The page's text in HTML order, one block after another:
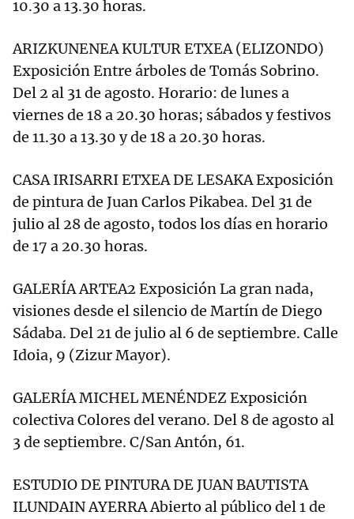
10.30 a 13.30 horas.
ARIZKUNENEA KULTUR ETXEA (ELIZONDO)
Exposición Entre árboles de Tomás Sobrino.
Del 2 al 31 de agosto. Horario: de lunes a
viernes de 18 a 20.30 horas; sábados y festivos
de 11.30 a 13.30 y de 18 a 20.30 horas.
CASA IRISARRI ETXEA DE LESAKA Exposición
de pintura de Juan Carlos Pikabea. Del 31 de
julio al 28 de agosto, todos los días en horario
de 17 a 20.30 horas.
GALERÍA ARTEA2 Exposición La gran nada,
visiones desde el silencio de Martín de Diego
Sádaba. Del 21 de julio al 6 de septiembre. Calle
Idoia, 9 (Zizur Mayor).
GALERÍA MICHEL MENÉNDEZ Exposición
colectiva Colores del verano. Del 8 de agosto al
3 de septiembre. C/San Antón, 61.
ESTUDIO DE PINTURA DE JUAN BAUTISTA
ILUNDAIN AYERRA Abierto al público del 1 de